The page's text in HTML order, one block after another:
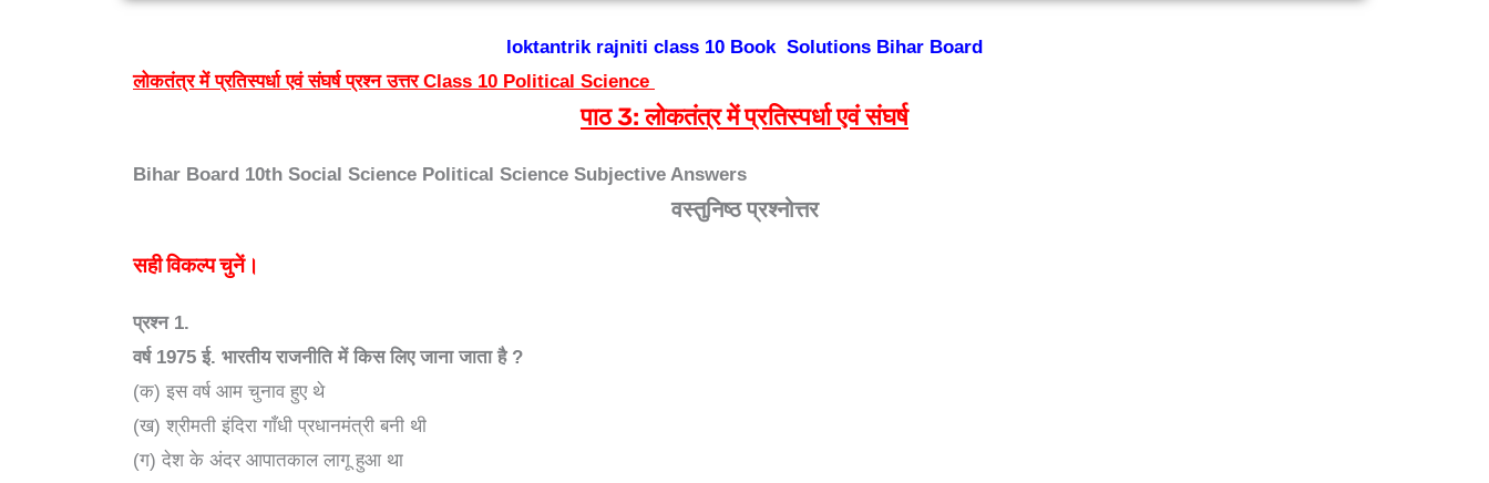
loktantrik rajniti class 10 Book Solutions Bihar Board
लोकतंत्र में प्रतिस्पर्धा एवं संघर्षप्रश्न उत्तर Class 10 Political Science
पाठ 3:लोकतंत्र में प्रतिस्पर्धा एवं संघर्ष
Bihar Board 10th Social Science Political Science Subjective Answers
वस्तुनिष्ठ प्रश्नोत्तर
सही विकल्प चुनें।
प्रश्न 1.
वर्ष 1975 ई. भारतीय राजनीति में किस लिए जाना जाता है ?
(क) इस वर्ष आम चुनाव हुए थे
(ख) श्रीमती इंदिरा गाँधी प्रधानमंत्री बनी थी
(ग) देश के अंदर आपातकाल लागू हुआ था